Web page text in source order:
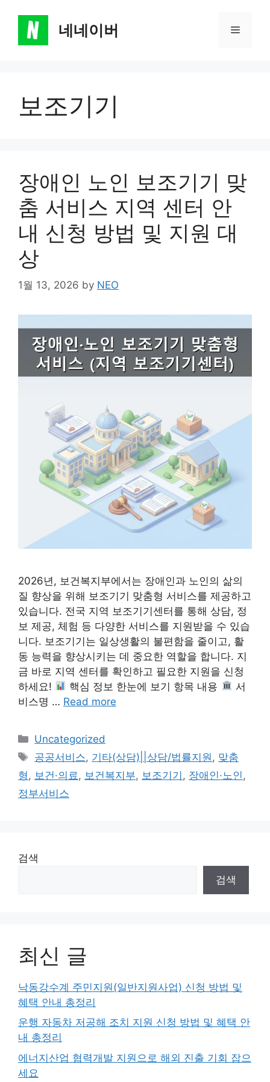
content
네네이버 Menu
보조기기
장애인 노인 보조기기 맞
춤 서비스 지역 센터 안
내 신청 방법 및 지원 대
상
1월 13, 2026 by NEO
2026년, 보건복지부에서는 장애인과 노인의 삶의
질 향상을 위해 보조기기 맞춤형 서비스를 제공하고
있습니다. 전국 지역 보조기기센터를 통해 상담, 정
보 제공, 체험 등 다양한 서비스를 지원받을 수 있습
니다. 보조기기는 일상생활의 불편함을 줄이고, 활
동 능력을 향상시키는 데 중요한 역할을 합니다. 지
금 바로 지역 센터를 확인하고 필요한 지원을 신청
하세요!
핵심 정보 한눈에 보기 항목 내용
서
비스명 … Read more
Categories
Uncategorized
Tags
공공서비스, 기타(상담)||상담/법률지원 , 맞춤
형 , 보건·의료 , 보건복지부, 보조기기 , 장애인·노인 ,
정부서비스
검색
검색
최신 글
낙동강수계 주민지원(일반지원사업) 신청 방법 및
혜택 안내 총정리
운행 자동차 저공해 조치 지원 신청 방법 및 혜택 안
내 총정리
에너지산업 협력개발 지원으로 해외 진출 기회 잡으
세요